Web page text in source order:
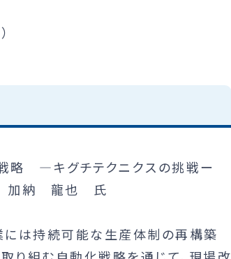
略 ―キグチテクニクスの挑戦ー
加納 龍也 氏
は持続可能な生産体制の再構築